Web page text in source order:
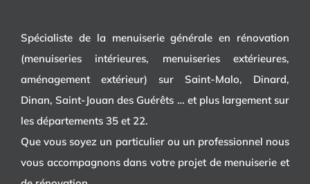
Spécialiste de la menuiserie générale en rénovation
(menuiseries intérieures, menuiseries extérieures,
aménagement extérieur) sur Saint-Malo, Dinard,
Dinan, Saint-Jouan des Guérêts … et plus largement sur
les départements 35 et 22.
Que vous soyez un particulier ou un professionnel nous
vous accompagnons dans votre projet de menuiserie et